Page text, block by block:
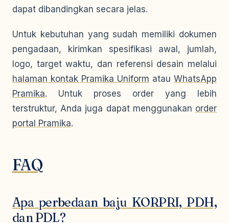
dapat dibandingkan secara jelas.
Untuk kebutuhan yang sudah memiliki dokumen
pengadaan, kirimkan spesifikasi awal, jumlah,
logo, target waktu, dan referensi desain melalui
halaman kontak Pramika Uniform atau WhatsApp
Pramika. Untuk proses order yang lebih
terstruktur, Anda juga dapat menggunakan order
portal Pramika.
FAQ
Apa perbedaan baju KORPRI, PDH,
dan PDL?